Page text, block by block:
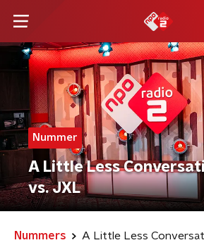
Nummer
A Little Less
vs. JXL
Nummers A Little Less